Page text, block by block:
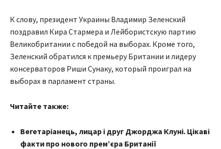
К слову, президент Украины Владимир Зеленский
поздравил Кира Стармера и Лейбористскую партию
Великобритании с победой на выборах. Кроме того,
Зеленский обратился к премьеру Британии и лидеру
консерваторов Риши Сунаку, который проиграл на
выборах в парламент страны.
Читайте также:
Вегетаріанець, лицар і друг Джорджа Клуні. Цікаві
факти про нового прем’єра Британії